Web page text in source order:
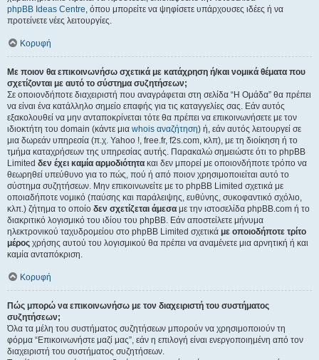
phpBB Ideas Centre, όπου μπορείτε να ψηφίσετε υπάρχουσες ιδέες ή να
προτείνετε νέες λειτουργίες.
Κορυφή
Με ποιον θα επικοινωνήσω σχετικά με κατάχρηση ή/και νομικά θέματα που
σχετίζονται με αυτό το σύστημα συζητήσεων;
Σε οποιονδήποτε διαχειριστή που αναγράφεται στη σελίδα “Η Ομάδα” θα πρέπει
να είναι ένα κατάλληλο σημείο επαφής για τις καταγγελίες σας. Εάν αυτός
εξακολουθεί να μην ανταποκρίνεται τότε θα πρέπει να επικοινωνήσετε με τον
ιδιοκτήτη του domain (κάντε μια whois αναζήτηση) ή, εάν αυτός λειτουργεί σε
μια δωρεάν υπηρεσία (π.χ. Yahoo !, free.fr, f2s.com, κλπ), με τη διοίκηση ή το
τμήμα καταχρήσεων της υπηρεσίας αυτής. Παρακαλώ σημειώστε ότι το phpBB
Limited δεν έχει καμία αρμοδιότητα και δεν μπορεί με οποιονδήποτε τρόπο να
θεωρηθεί υπεύθυνο για το πώς, πού ή από ποιον χρησιμοποιείται αυτό το
σύστημα συζητήσεων. Μην επικοινωνείτε με το phpBB Limited σχετικά με
οποιαδήποτε νομικό (παύσης και παράλειψης, ευθύνης, συκοφαντικό σχόλιο,
κλπ.) ζήτημα το οποίο δεν σχετίζεται άμεσα με την ιστοσελίδα phpBB.com ή το
διακριτικό λογισμικό του ιδίου του phpBB. Εάν αποστείλετε μήνυμα
ηλεκτρονικού ταχυδρομείου στο phpBB Limited σχετικά με οποιοδήποτε τρίτο
μέρος χρήσης αυτού του λογισμικού θα πρέπει να αναμένετε μια αρνητική ή και
καμία ανταπόκριση.
Κορυφή
Πώς μπορώ να επικοινωνήσω με τον διαχειριστή του συστήματος
συζητήσεων;
Όλα τα μέλη του συστήματος συζητήσεων μπορούν να χρησιμοποιούν τη
φόρμα “Επικοινωνήστε μαζί μας”, εάν η επιλογή είναι ενεργοποιημένη από τον
διαχειριστή του συστήματος συζητήσεων.